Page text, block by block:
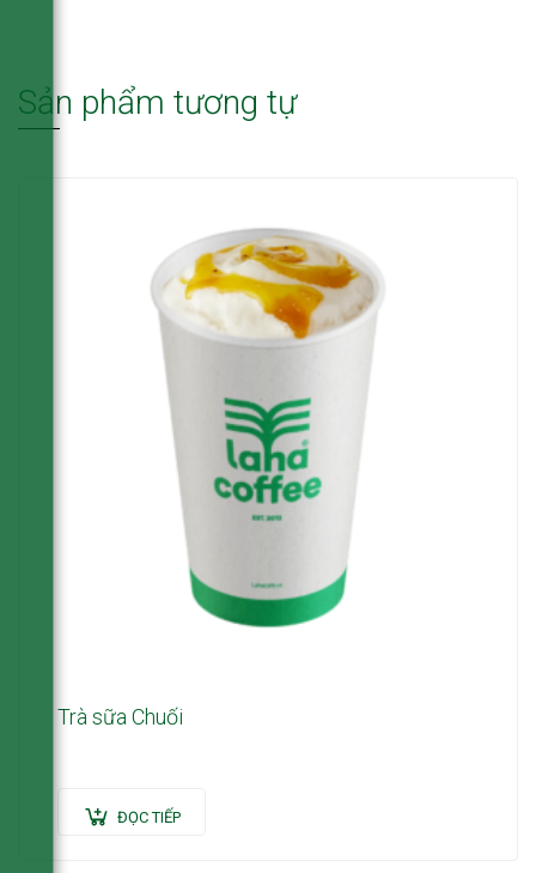
Sản phẩm tương tự
Trà sữa Chuối
ĐỌC TIẾP